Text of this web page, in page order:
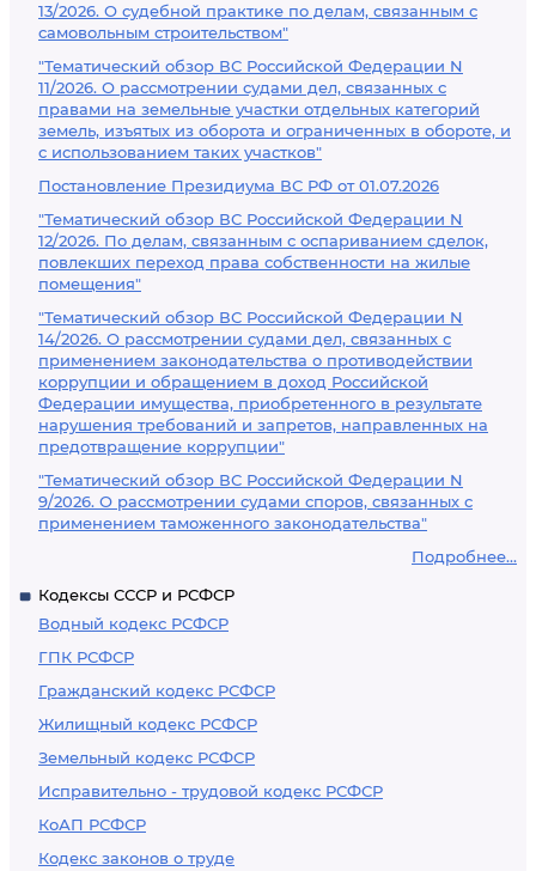
13/2026. О судебной практике по делам, связанным с
самовольным строительством"
"Тематический обзор ВС Российской Федерации N
11/2026. О рассмотрении судами дел, связанных с
правами на земельные участки отдельных категорий
земель, изъятых из оборота и ограниченных в обороте, и
с использованием таких участков"
Постановление Президиума ВС РФ от 01.07.2026
"Тематический обзор ВС Российской Федерации N
12/2026. По делам, связанным с оспариванием сделок,
повлекших переход права собственности на жилые
помещения"
"Тематический обзор ВС Российской Федерации N
14/2026. О рассмотрении судами дел, связанных с
применением законодательства о противодействии
коррупции и обращением в доход Российской
Федерации имущества, приобретенного в результате
нарушения требований и запретов, направленных на
предотвращение коррупции"
"Тематический обзор ВС Российской Федерации N
9/2026. О рассмотрении судами споров, связанных с
применением таможенного законодательства"
Подробнее...
Кодексы СССР и РСФСР
Водный кодекс РСФСР
ГПК РСФСР
Гражданский кодекс РСФСР
Жилищный кодекс РСФСР
Земельный кодекс РСФСР
Исправительно - трудовой кодекс РСФСР
КоАП РСФСР
Кодекс законов о труде